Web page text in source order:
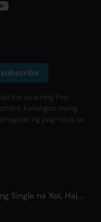
sa aming Pop
Kailangan mong
ng pag-click sa
I-anunsyo ng =LOVE ang Bagong Single na 'Koi, Hajimemashita.' at mga Konsiyerto sa Tokyo Dome